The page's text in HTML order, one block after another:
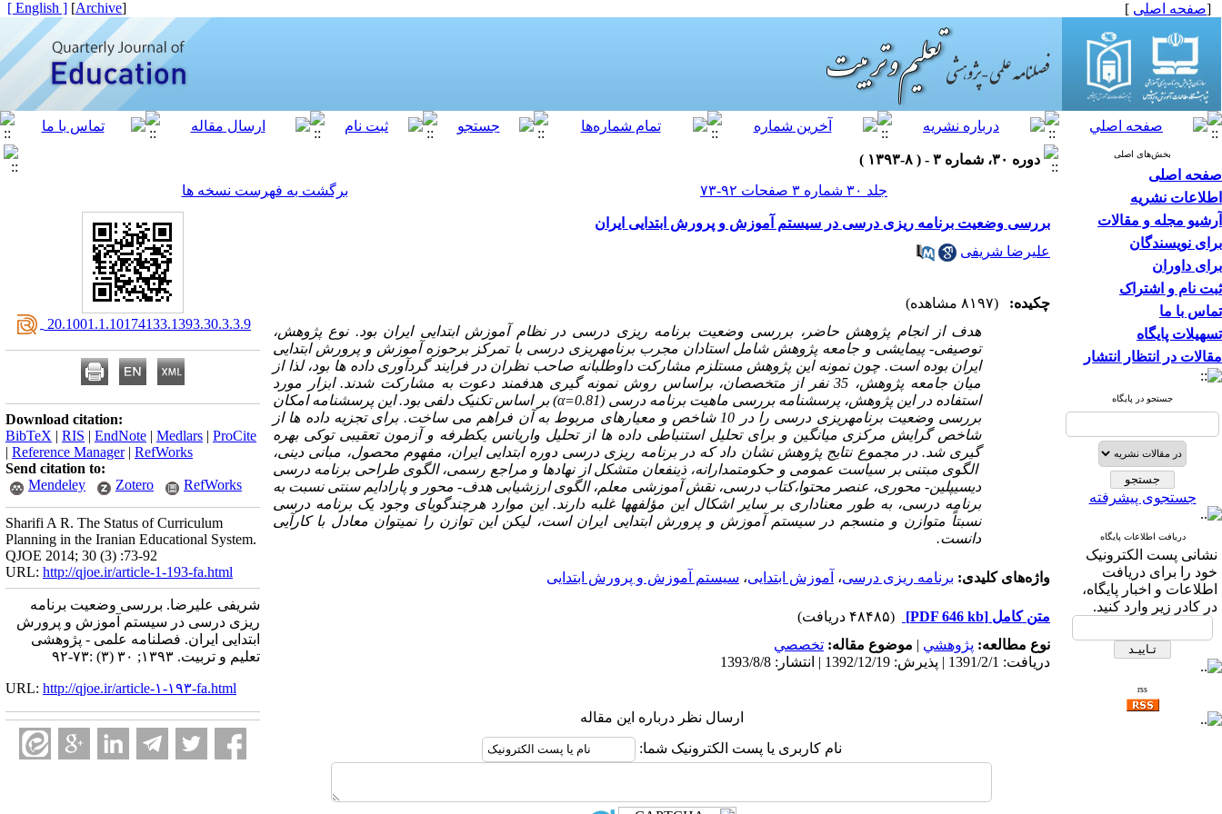
[صفحه اصلی ]
[
Archive
]
[ English ]
بخش‌های اصلی
صفحه اصلی
اطلاعات نشریه
آرشیو مجله و مقالات
برای نویسندگان
برای داوران
ثبت نام و اشتراک
تماس با ما
تسهیلات پایگاه
مقالات در انتظار انتشار
جستجو در پایگاه
جستجوی پیشرفته
دریافت اطلاعات پایگاه
نشانی پست الکترونیک
خود را برای دریافت
اطلاعات و اخبار پایگاه،
در کادر زیر وارد کنید.
rss
دوره ۳۰، شماره ۳ - ( ۸-۱۳۹۳ )
جلد ۳۰ شماره ۳ صفحات ۹۲-۷۳
برگشت به فهرست نسخه ها
بررسی وضعیت برنامه ریزی درسی در سیستم آموزش و پرورش ابتدایی ایران
علیرضا شریفی
چکیده:
(۸۱۹۷ مشاهده)
هدف از انجام پژوهش حاضر، بررسی وضعیت برنامه ریزی درسی در نظام آموزش ابتدایی ایران بود. نوع پژوهش،
توصیفی- پیمایشی و جامعه پژوهش شامل استادان مجرب برنامه­ریزی درسی با تمرکز برحوزه آموزش و پرورش ابتدایی
ایران بوده است. چون نمونه این پژوهش مستلزم مشارکت داوطلبانه صاحب نظران در فرایند گردآوری داده ها بود، لذا از
میان جامعه پژوهش، 35 نفر از متخصصان، براساس روش نمونه گیری هدفمند دعوت به مشارکت شدند. ابزار مورد
استفاده در این پژوهش، پرسشنامه بررسی ماهیت برنامه درسی (α=0.81) بر اساس تکنیک دلفی بود. این پرسشنامه امکان
بررسی وضعیت برنامه­ریزی درسی را در 10 شاخص و معیارهای مربوط به آن فراهم می ساخت. برای تجزیه داده ها از
شاخص گرایش مرکزی میانگین و برای تحلیل استنباطی داده ها ازتحلیل واریانس یک­طرفه و آزمون تعقیبی توکیبهره
گیری شد. در مجموع نتایج پژوهش نشان داد که در برنامه ریزی درسی دوره ابتدایی ایران، مفهوم محصول، مبانی دینی،
الگوی مبتنی بر سیاست عمومی و حکومت­مدارانه، ذینفعان متشکل از نهادها و مراجع رسمی، الگوی طراحی برنامه درسی
دیسیپلین- محوری، عنصر محتوا،کتاب درسی، نقش آموزشی معلم، الگوی ارزشیابی هدف- محور و پارادایم سنتی نسبت به
برنامه درسی، به طور معناداری بر سایر اشکال این مؤلفه­ها غلبه دارند. این موارد هرچندگویای وجود یک برنامه درسی
نسبتاً متوازن و منسجم در سیستم آموزش و پرورش ابتدایی ایران است، لیکن این توازن را نمی­توان معادل با کارآیی
دانست.
واژه‌های کلیدی: برنامه ریزی درسی، آموزش ابتدایی، سیستم آموزش و پرورش ابتدایی
متن کامل [PDF 646 kb]
(۴۸۴۸۵ دریافت)
نوع مطالعه: پژوهشي | موضوع مقاله: تخصصي
دریافت: 1391/2/1 | پذیرش: 1392/12/19 | انتشار: 1393/8/8
ارسال نظر درباره این مقاله
نام کاربری یا پست الکترونیک شما:
‎ 20.1001.1.10174133.1393.30.3.3.9
Download citation:
BibTeX | RIS | EndNote | Medlars | ProCite
| Reference Manager| RefWorks
Send citation to:
Mendeley
Zotero RefWorks
Sharifi A R. The Status of Curriculum
Planning in the Iranian Educational System.
QJOE 2014; 30 (3) :73-92
URL: http://qjoe.ir/article-1-193-fa.html
شریفی علیرضا. بررسی وضعیت برنامه
ریزی درسی در سیستم آموزش و پرورش
ابتدایی ایران. فصلنامه علمی - پژوهشی
تعلیم و تربیت. ۱۳۹۳; ۳۰ (۳) :۷۳-۹۲
URL: http://qjoe.ir/article-۱-۱۹۳-fa.html